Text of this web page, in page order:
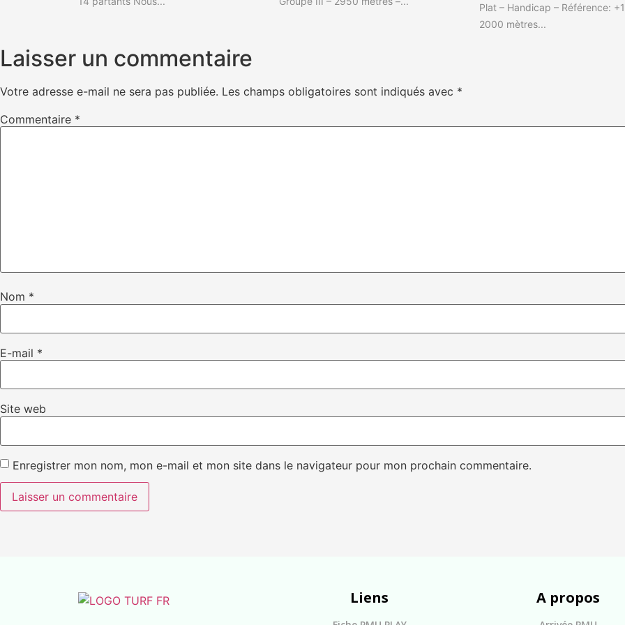
Plat – Handicap – Référence:
2000 mètres...
Laisser un commentaire
Votre adresse e-mail ne sera pas publiée. Les champs obligatoires sont indiqués avec *
Commentaire *
Nom *
E-mail *
Site web
Enregistrer mon nom, mon e-mail et mon site dans le navigateur pour mon prochain commentaire.
Liens A propos